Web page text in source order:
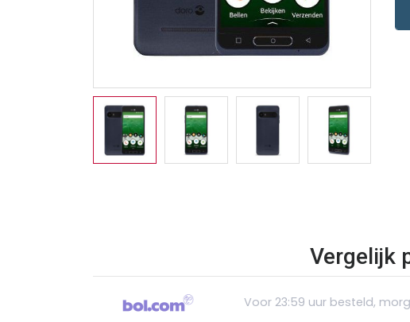
Vergelijk
Voor 23:59 uur besteld,